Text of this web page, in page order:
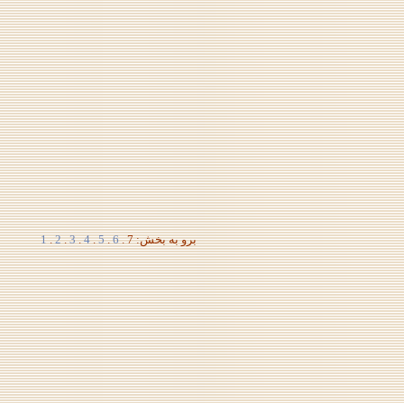
برو به بخش: 7 . 6
.
5
.
4
.
3
.
2
.
1